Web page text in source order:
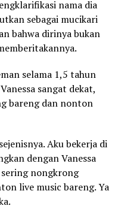
nama dia
sebagai mucikari
bahwa dirinya bukan
selama 1,5 tahun
sangat dekat,
bareng dan nonton
Aku bekerja di
dengan Vanessa
nongkrong
live music bareng. Ya